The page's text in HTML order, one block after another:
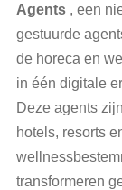
Agents , een
gestuurde
de horeca en
in één digitale
Deze agents
hotels, resorts
transformeren